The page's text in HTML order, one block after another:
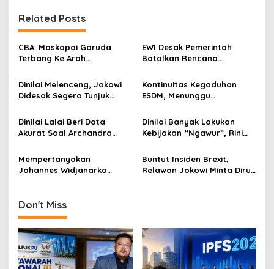
t
n
a
v
i
g
t
o
Related Posts
CBA: Maskapai Garuda
Terbang Ke Arah
EWI Desak Pemerintah
Batalkan Rencana
Dinilai Melenceng, Jokowi
Didesak Segera Tunjuk
Kontinuitas Kegaduhan
ESDM, Menunggu
Dinilai Lalai Beri Data
Akurat Soal Archandra
Kepala BIN Didesak Mundur
Dinilai Banyak Lakukan
Kebijakan “Ngawur”, Rini
Mempertanyakan
Johannes Widjanarko
Buntut Insiden Brexit,
Relawan Jokowi Minta Dirut
Don't Miss